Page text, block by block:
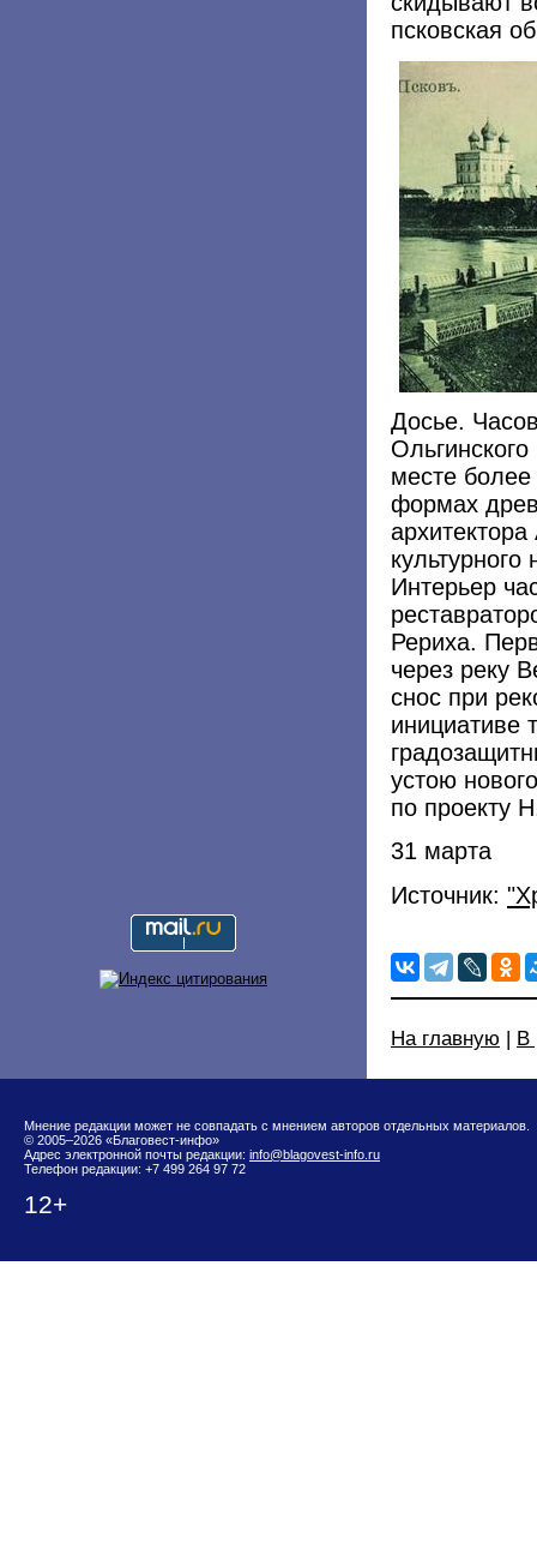
псковская
Досье.
месте более
формах
Интерьер
Рериха.
через реку
снос при
инициативе
устою
по проекту
31 марта
Источник:
На главную В
Мнение редакции может не совпадать с мнением авторов отдельных материалов.
© 2005–2026 «Благовест-инфо»
Адрес электронной почты редакции: info@blagovest-info.ru
Телефон редакции: +7 499 264 97 72
12+